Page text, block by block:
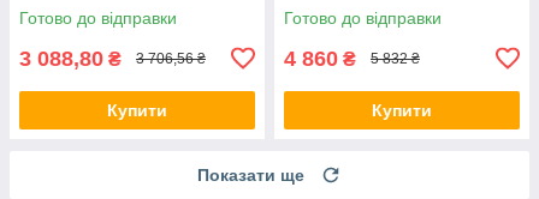
Готово до відправки
3 088,80 ₴ 3 706,56 ₴
Купити
Готово до відправки
4 860 ₴ 5 832 ₴
Купити
Показати ще